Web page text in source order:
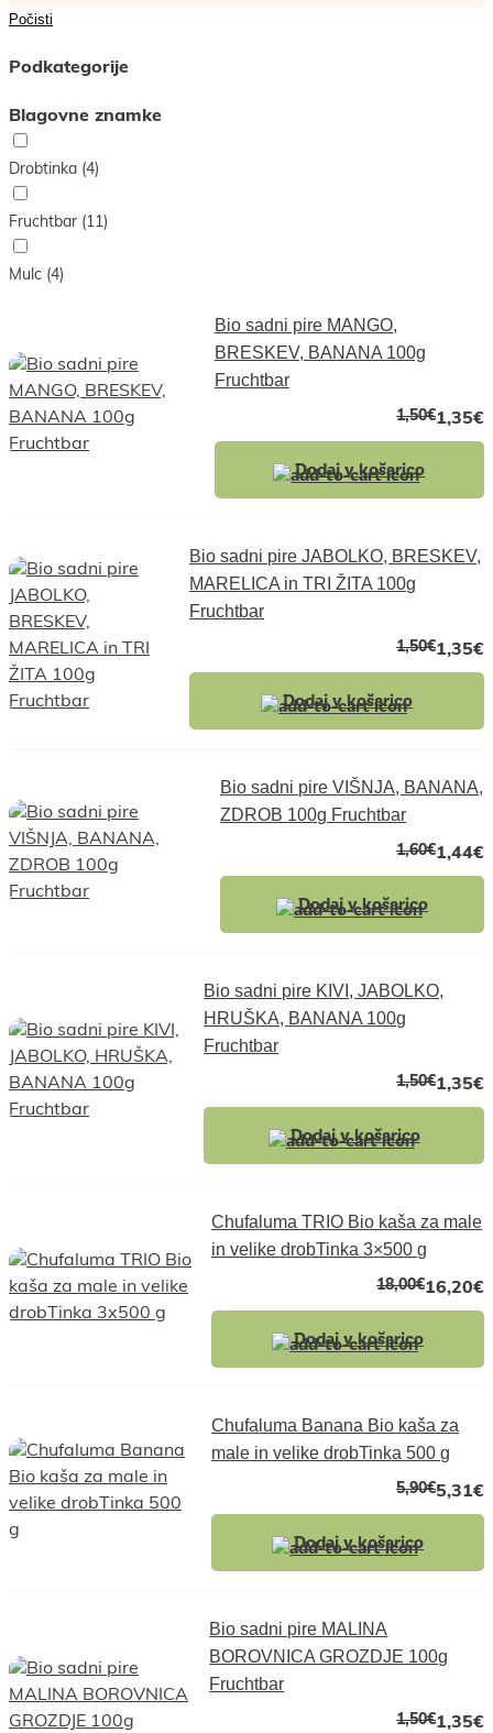
Počisti
Podkategorije
Blagovne znamke
Drobtinka (4)
Fruchtbar (11)
Mulc (4)
Bio sadni pire MANGO,
BRESKEV, BANANA 100g
Fruchtbar
1,35€
1,50€
Dodaj v košarico
Bio sadni pire JABOLKO, BRESKEV,
MARELICA in TRI ŽITA 100g
Fruchtbar
1,35€
1,50€
Dodaj v košarico
Bio sadni pire VIŠNJA, BANANA,
ZDROB 100g Fruchtbar
1,44€
1,60€
Dodaj v košarico
Bio sadni pire KIVI, JABOLKO,
HRUŠKA, BANANA 100g
Fruchtbar
1,35€
1,50€
Dodaj v košarico
Chufaluma TRIO Bio kaša za male
in velike drobTinka 3×500 g
16,20€
18,00€
Dodaj v košarico
Chufaluma Banana Bio kaša za
male in velike drobTinka 500 g
5,31€
5,90€
Dodaj v košarico
Bio sadni pire MALINA
BOROVNICA GROZDJE 100g
Fruchtbar
1,35€
1,50€